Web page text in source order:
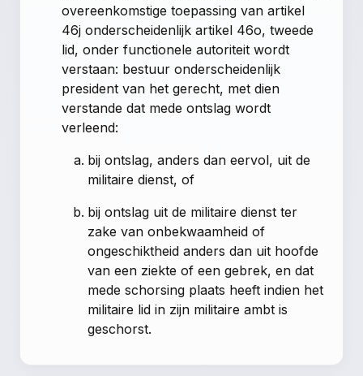
overeenkomstige toepassing van artikel
46j onderscheidenlijk artikel 46o, tweede
lid, onder functionele autoriteit wordt
verstaan: bestuur onderscheidenlijk
president van het gerecht, met dien
verstande dat mede ontslag wordt
verleend:
bij ontslag, anders dan eervol, uit de
militaire dienst, of
bij ontslag uit de militaire dienst ter
zake van onbekwaamheid of
ongeschiktheid anders dan uit hoofde
van een ziekte of een gebrek, en dat
mede schorsing plaats heeft indien het
militaire lid in zijn militaire ambt is
geschorst.